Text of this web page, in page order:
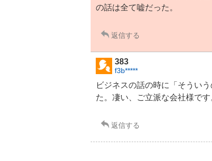
の話は全て嘘だった。
返信する
383
f3b*****
ビジネスの話の時に「そうい
た。凄い、ご立派な会社様です
返信する